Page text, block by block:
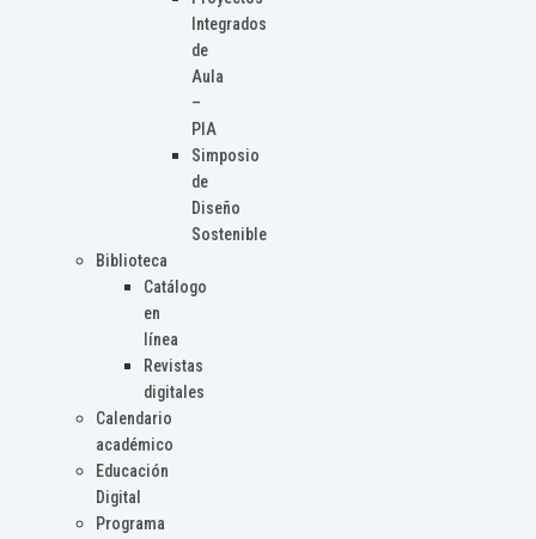
Integrados
de
Aula
–
PIA
Simposio
de
Diseño
Sostenible
Biblioteca
Catálogo
en
línea
Revistas
digitales
Calendario
académico
Educación
Digital
Programa